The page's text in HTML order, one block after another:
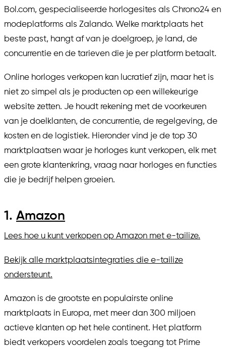
Bol.com, gespecialiseerde horlogesites als Chrono24 en
modeplatforms als Zalando. Welke marktplaats het
beste past, hangt af van je doelgroep, je land, de
concurrentie en de tarieven die je per platform betaalt.
Online horloges verkopen kan lucratief zijn, maar het is
niet zo simpel als je producten op een willekeurige
website zetten. Je houdt rekening met de voorkeuren
van je doelklanten, de concurrentie, de regelgeving, de
kosten en de logistiek. Hieronder vind je de top 30
marktplaatsen waar je horloges kunt verkopen, elk met
een grote klantenkring, vraag naar horloges en functies
die je bedrijf helpen groeien.
1. Amazon
Lees hoe u kunt verkopen op Amazon met e-tailize.
Bekijk alle marktplaatsintegraties die e-tailize
ondersteunt.
Amazon is de grootste en populairste online
marktplaats in Europa, met meer dan 300 miljoen
actieve klanten op het hele continent. Het platform
biedt verkopers voordelen zoals toegang tot Prime